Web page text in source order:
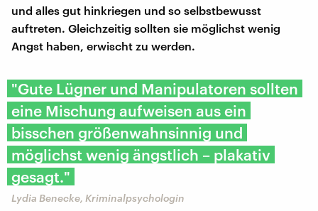
und alles gut hinkriegen und so selbstbewusst
auftreten. Gleichzeitig sollten sie möglichst wenig
Angst haben, erwischt zu werden.
"Gute Lügner und Manipulatoren sollten
eine Mischung aufweisen aus ein
bisschen größenwahnsinnig und
möglichst wenig ängstlich – plakativ
gesagt."
Lydia Benecke, Kriminalpsychologin